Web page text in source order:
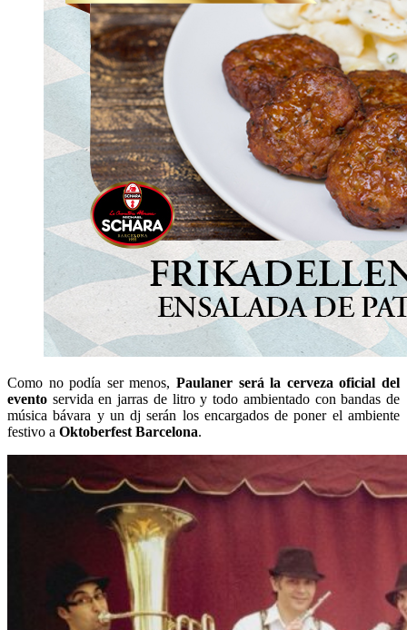
Como no podía ser menos, Paulaner será la cerveza oficial del
evento servida en jarras de litro y todo ambientado con bandas de
música bávara y un dj serán los encargados de poner el ambiente
festivo a Oktoberfest Barcelona.